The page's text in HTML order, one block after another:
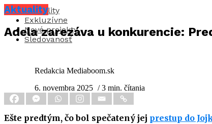
Aktuality
Exkluzívne
Nové projekty
Sledovanosť
Aktuality
Adela zarezáva u konkurencie:
Redakcia Mediaboom.sk
6. novembra 2025 / 3 min. čítania
Ešte predtým, čo bol spečatený jej prestup do